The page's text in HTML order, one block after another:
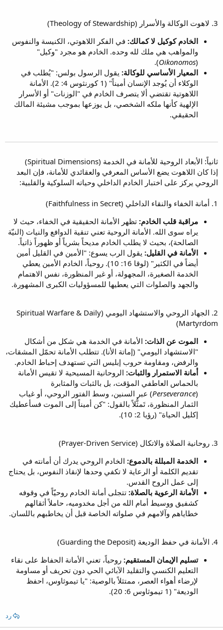
3. لاهوت الوكالة والأسرار (Theology of Stewardship)
الخادم كوكيل لا كمالك: في الفكر اللاهوتي، الكنيسة والنفوس
والمواهب هي ملك لله وحده. الخادم هو مجرد "وكيل"
(
Oikonomos
).
المعيار الأساسي للوكالة: يقول الرسول بولس: "يُطلب في
الوكلاء أن يُوجد الإنسان أميناً" (1 كورنثوس 4: 2). الأمانة
اللاهوتية تقتضي ألا يتصرف الخادم في "الوزنات" أو الأسرار
الإلهية كأنها ملكه الشخصي، بل يوزعها بموجب مشيئة المالك
الحقيقي.
ثانياً: الأبعاد الروحية للأمانة في الخدمة (Spiritual Dimensions)
إذا كان اللاهوت يضع الأساس المعرفي والعقائدي للأمانة، فإن البعد
الروحي يركز على اختبار الخادم الداخلي وحياته السلوكية والقلبية:
1. أمانة الخفاء والنقاء الداخلي (Faithfulness in Secret)
مراقبة قلب الخادم: تظهر الأمانة الحقيقية في الخفاء، حيث لا
يراه سوى الله. الأمانة الروحية تعني تنقية الدوافع والنيات (النيّة
الصالحة)، بحيث لا يطلب الخادم مديحاً بشرياً أو ظهوراً ذاتياً.
الأمانة في القليل: يقول الرب يسوع: "الأمين في القليل أمين
أيضاً في الكثير" (لوقا 16: 10). روحياً، الخادم الأمين يعطي
الخدمة الصغيرة، المجهولة، أو غير المنظورة، نفس الاهتمام
والجهد والصلوات التي يعطيها للمسؤوليات الكبرى المشهورة.
2. الجهاد الروحي والاستشهاد اليومي (Spiritual Warfare & Daily
Martyrdom)
الموت عن الذات: الأمانة في الخدمة هي شكل من أشكال
"الاستشهاد اليومي" (إماتة الأنا). تتطلب الأمانة تحمّل المشقات،
والرفض، ومقاومة حروب إبليس التي تستهدف إحباط الخادم.
أمانة الاستمرار والثبات: الروحانية المسيحية لا تقيس الأمانة
بالحماس العاطفي المؤقت، بل بالثبات والمثابرة
(
Perseverance) عبر السنين، وسط الفتور الروحي، أو غياب
الثمار المنظورة، تَمثُّلاً بالقول: "كن أميناً إلى الموت فسأعطيك
إكليل الحياة" (رؤيا 2: 10).
3. روحانية الصلاة والاتكال (Prayer-Driven Service)
الخدمة المبللة بالدموع: الخادم الروحي يدرك أن أمانته في
تقديم الكلمة أو الرعاية لا تكفي وحدها لإنقاذ النفوس، بل يحتاج
إلى عمل الروح القدس.
الأمانة الرعوية بالصلاة: تتجلى أمانة الخادم روحيّاً في وقوفه
كشفيق ووسيط أمام الله من أجل مخدوميه، حاملاً أثقالهم
خطاياهم وآلامهم في صلواته الخاصة قبل أن يخاطبهم باللسان.
4. الأمانة في حفظ الوديعة (Guarding the Deposit)
تسليم الإيمان المستقيم: روحياً، تعني الأمانة الحفاظ على نقاء
التعليم الكنسي والتقليد الآبائي الحي دون تحريف أو مساومة
لإرضاء أهواء العصر، ممتثلاً بالوصية: "يا تيموثاوس، احفظ
الوديعة" (1 تيموثاوس 6: 20).
رد